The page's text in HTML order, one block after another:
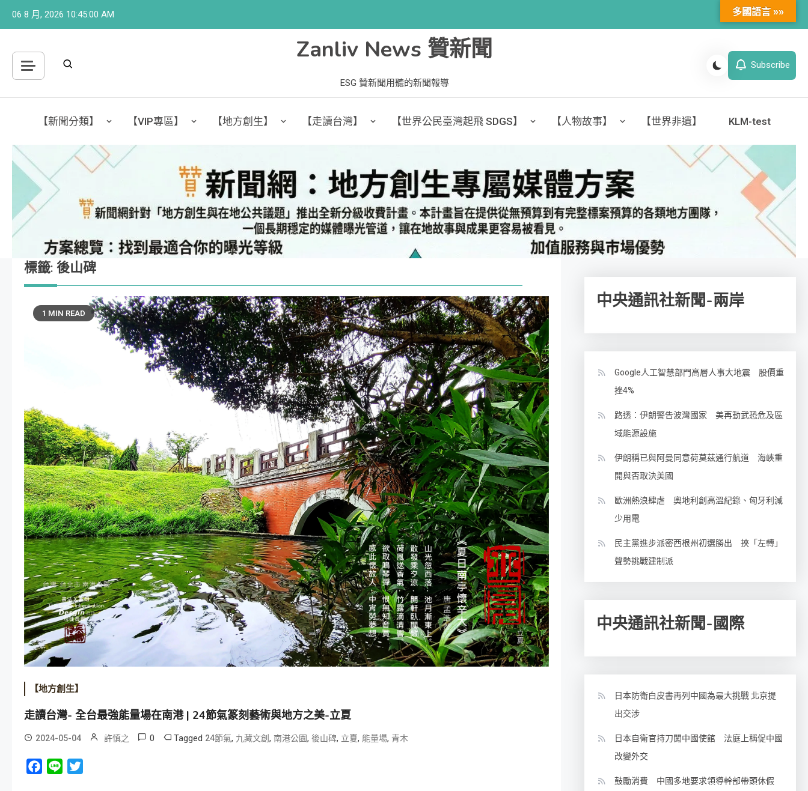
06 8 月, 2026 10:45:01 AM
Zanliv News 贊新聞
ESG 贊新聞用聽的新聞報導
Subscribe
【新聞分類】 【VIP專區】 【地方創生】 【走讀台灣】 【世界公民臺灣起飛 SDGS】 【人物故事】 【世界非遺】 KLM-test
標籤: 後山碑
1 MIN READ
【地方創生】
走讀台灣- 全台最強能量場在南港 | 24節氣篆刻藝術與地方之美-立夏
2024-05-04 許慎之 0 Tagged 24節氣, 九藏文創 , 南港公園, 後山碑, 立夏, 能量場, 青木
Facebook
Line
中央通訊社新聞-兩岸
Google人工智慧部門高層人事大地震 股價重
挫4%
路透：伊朗警告波灣國家 美再動武恐危及區
域能源設施
伊朗稱已與阿曼同意荷莫茲通行航道 海峽重
開與否取決美國
歐洲熱浪肆虐 奧地利創高溫紀錄、匈牙利減
少用電
民主黨進步派密西根州初選勝出 挾「左轉」
聲勢挑戰建制派
中央通訊社新聞-國際
日本防衛白皮書再列中國為最大挑戰 北京提
出交涉
日本自衛官持刀闖中國使館 法庭上稱促中國
改變外交
鼓勵消費 中國多地要求領導幹部帶頭休假
多國語言 »»